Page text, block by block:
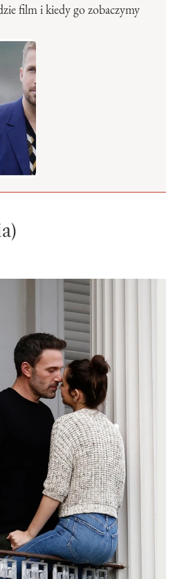
film i kiedy go zobaczymy